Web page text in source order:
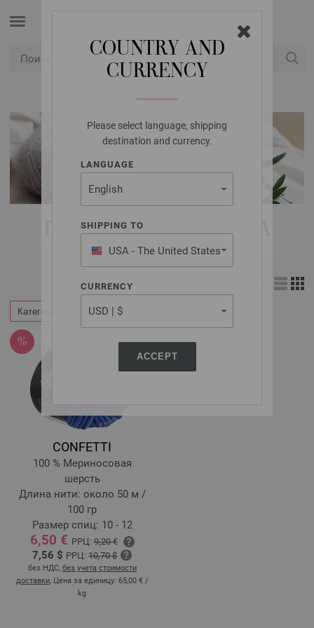
COUNTRY AND
CURRENCY
Please select language, shipping
destination and currency.
LANGUAGE
SHIPPING TO
USA - The United States
of America
CURRENCY
ACCEPT
ПРЯЖА LANA GROSSA
Категории Фильтр по
CONFETTI
100 % Мериносовая
шерсть
Длина нити: около 50 м /
100 гр
Размер спиц: 10 - 12
6,50 € РРЦ:9,20 €
7,56 $ РРЦ: 10,70 $
без НДС, без учета стоимости
доставки, Цена за единицу: 65,00 € /
kg